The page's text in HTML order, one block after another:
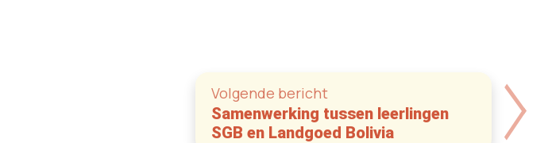
Volgende bericht
Samenwerking tussen leerlingen
SGB en Landgoed Bolivia